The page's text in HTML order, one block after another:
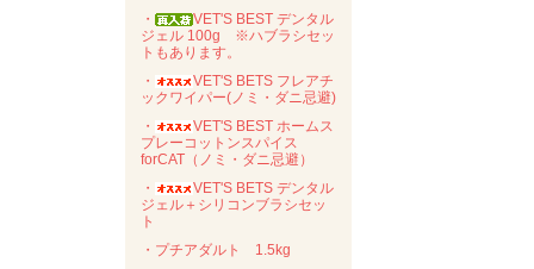
・
VET'S BEST デンタル
ジェル 100g ※ハブラシセッ
トもあります。
・
VET'S BETS フレアチ
ックワイパー(ノミ・ダニ忌避)
・
VET'S BEST ホームス
プレーコットンスパイス
forCAT（ノミ・ダニ忌避）
・
VET'S BETS デンタル
ジェル＋シリコンブラシセッ
ト
・プチアダルト 1.5kg